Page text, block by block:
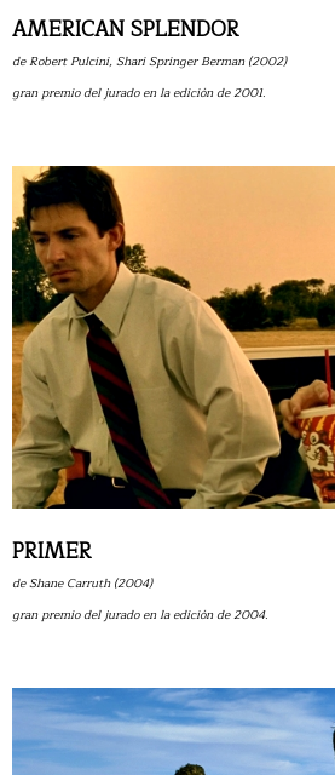
AMERICAN SPLENDOR
de Robert Pulcini, Shari Springer Berman (2002)
gran premio del jurado en la edición de 2001.
PRIMER
de Shane Carruth (2004)
gran premio del jurado en la edición de 2004.